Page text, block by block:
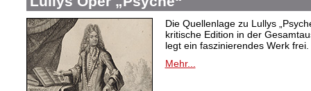
Die Quellenlage zu Lullys
kritische Edition in der
legt ein faszinierendes Werk frei.
Mehr...